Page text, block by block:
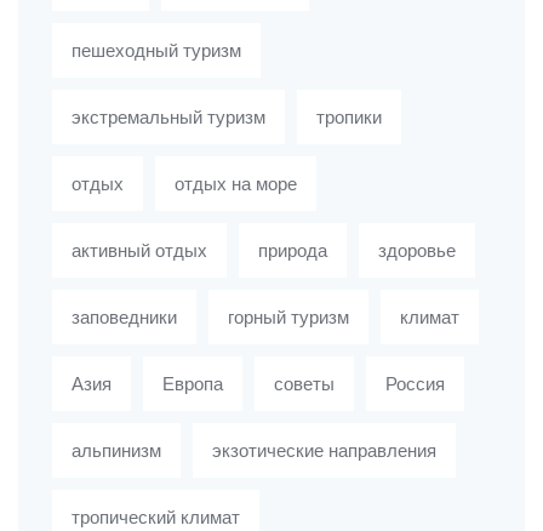
пешеходный туризм
экстремальный туризм тропики
отдых отдых на море
активный отдых природа здоровье
заповедники горный туризм климат
Азия Европа советы Россия
альпинизм экзотические направления
тропический климат